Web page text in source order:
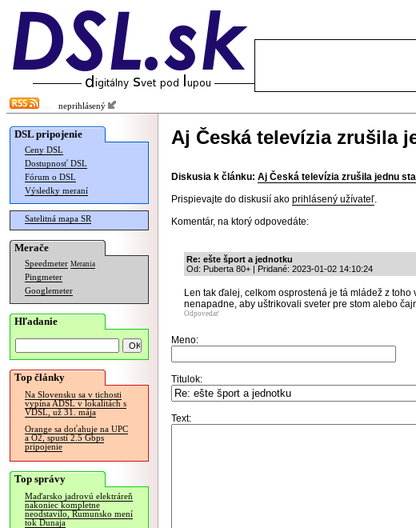
neprihlásený
DSL pripojenie
Ceny DSL
Dostupnosť DSL
Fórum o DSL
Výsledky meraní
Satelitná mapa SR
Merače
Speedmeter Merania
Pingmeter
Googlemeter
Hľadanie
Top články
Na Slovensku sa v tichosti
vypína ADSL v lokalitách s
VDSL, už 31. mája
Orange sa doťahuje na UPC
a O2, spustí 2.5 Gbps
pripojenie
Top správy
Maďarsko jadrovú elektráreň
nakoniec kompletne
neodstavilo, Rumunsko mení
tok Dunaja
Aj Česká televízia zrušila
Diskusia k článku: Aj Česká televízia zrušila jednu
Prispievajte do diskusií ako prihlásený užívateľ.
Komentár, na ktorý odpovedáte:
Re: ešte šport a jednotku
Od: Puberta 80+ | Pridané: 2023-01-02 14:10:24
Len tak ďalej, celkom osprostená je tá mládež z
nenapadne, aby uštrikovali sveter pre stom alebo
Odpovedať
Meno:
Titulok:
Text: